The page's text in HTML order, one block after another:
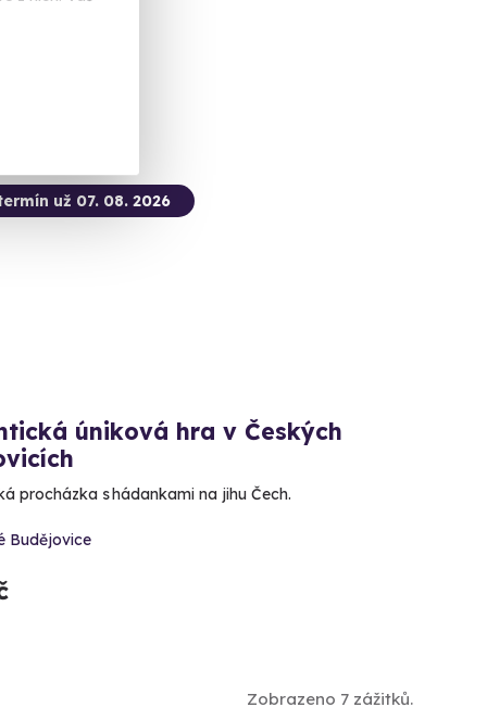
lokalit)
už 07. 08. 2026
úniková hra v Českých
procházka s hádankami na jihu Čech.
Budějovice
Zobrazeno 7 zážitků.